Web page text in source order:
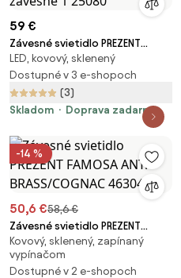
59 €
Závesné svietidlo PREZENT
NOSTALGIA závesné 1 25080
LED, kovový, sklenený
Dostupné v 3 e-shopoch
(3)
Skladom
Doprava zadarmo
-14 %
50,6 €58,6 €
Závesné svietidlo PREZENT
FAMOSA ANT. BRASS/COGNAC
46304
Kovový, sklenený, zapínaný
vypínačom
Dostupné v 2 e-shopoch